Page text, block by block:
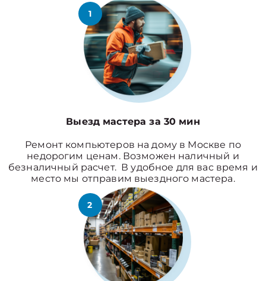
1
Выезд мастера за 30 мин
Ремонт компьютеров на дому в Москве по
недорогим ценам. Возможен наличный и
безналичный расчет. В удобное для вас время и
место мы отправим выездного мастера.
2